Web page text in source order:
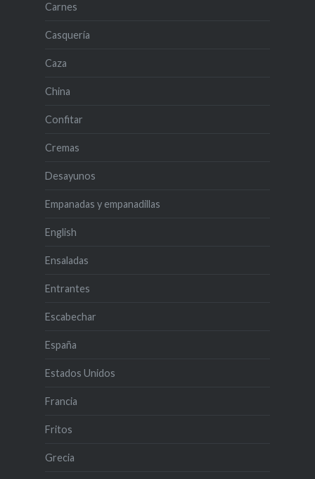
Carnes
Casquería
Caza
China
Confitar
Cremas
Desayunos
Empanadas y empanadillas
English
Ensaladas
Entrantes
Escabechar
España
Estados Unidos
Francia
Fritos
Grecia